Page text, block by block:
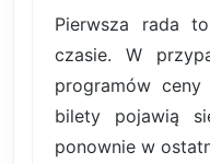
Pierwsza rada
czasie. W
programów
bilety pojawią
ponownie w